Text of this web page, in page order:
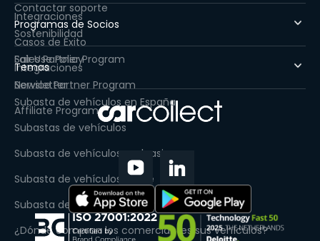
Contactar soporte
Sostenibilidad
Fair Use Policy
Newsletter
Integraciones
Casos de Éxito
Integraciones
Programas de Socios
Sales Partner Program
Service Partner Program
Affiliate Program
Temas
Subasta de vehículos en España
Subastas de vehículos
Subasta de vehículos ex-leasing
Subasta de vehículos online
Subasta de coches de renting
¿Dónde compran los comerciantes sus vehículos?